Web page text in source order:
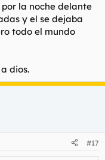
la noche delante
y el se dejaba
todo el mundo
dios.
#17